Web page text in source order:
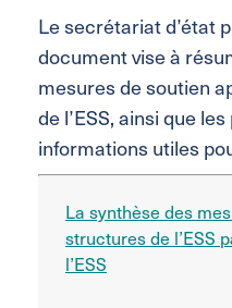
Le secrétariat d’état
document vise à
mesures de soutien
de l’ESS, ainsi que
informations utiles
La synthèse des
structures de l’ESS
l’ESS